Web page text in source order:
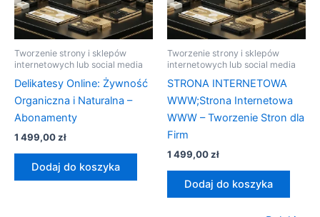
Tworzenie strony i sklepów
internetowych lub social media
Delikatesy Online: Żywność
Organiczna i Naturalna –
Abonamenty
1 499,00zł
Dodaj do koszyka
Tworzenie strony i sklepów
internetowych lub social media
STRONA INTERNETOWA
WWW;Strona Internetowa
WWW – Tworzenie Stron dla
Firm
1 499,00zł
Dodaj do koszyka